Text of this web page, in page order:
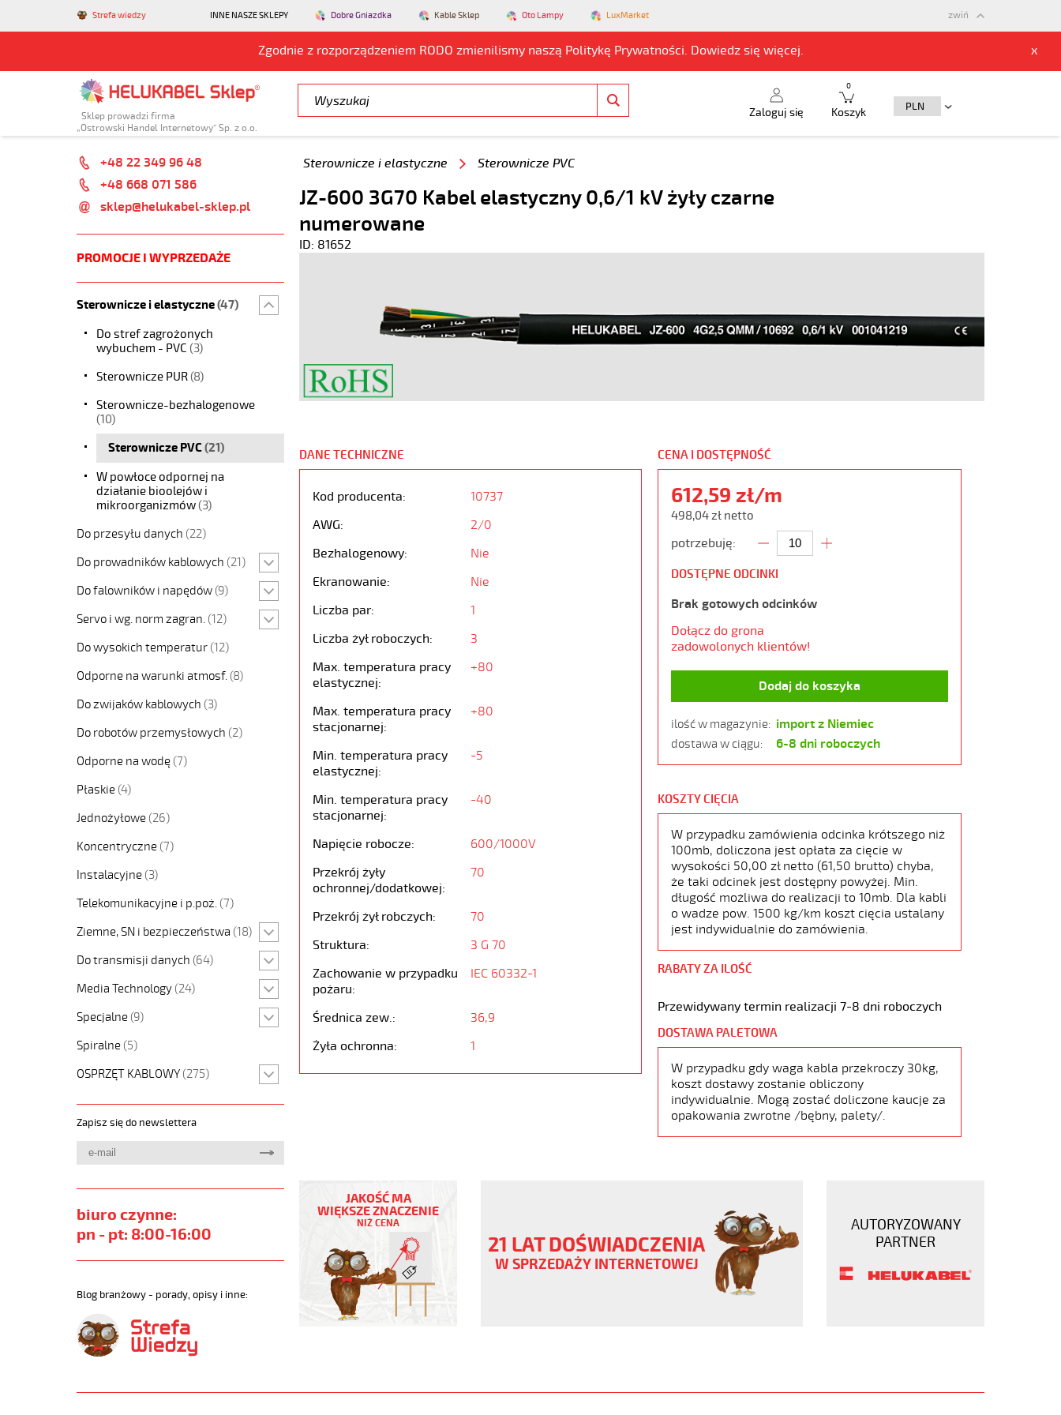
Strefa wiedzy INNE NASZE SKLEPY Dobre Gniazdka Kable Sklep Oto Lampy LuxMarket
Zgodnie z rozporządzeniem RODO zmienilismy naszą Politykę Prywatności. Dowiedz się więcej. x
zwiń
Sklep prowadzi firma
„Ostrowski Handel Internetowy” Sp. z o.o.
Zaloguj się Koszyk
0
+48 22 349 96 48
+48 668 071 586
sklep@helukabel-sklep.pl
PROMOCJE I WYPRZEDAŻE
Sterownicze i elastyczne(47)
Do stref zagrożonych
wybuchem - PVC (3)
Sterownicze PUR(8)
Sterownicze-bezhalogenowe
(10)
Sterownicze PVC(21)
W powłoce odpornej na
działanie bioolejów i
mikroorganizmów(3)
Do przesyłu danych (22)
Do prowadników kablowych (21)
Do falowników i napędów (9)
Servo i wg. norm zagran. (12)
Do wysokich temperatur (12)
Odporne na warunki atmosf. (8)
Do zwijaków kablowych (3)
Do robotów przemysłowych (2)
Odporne na wodę (7)
Płaskie (4)
Jednożyłowe (26)
Koncentryczne (7)
Instalacyjne (3)
Telekomunikacyjne i p.poż. (7)
Ziemne, SN i bezpieczeństwa (18)
Do transmisji danych (64)
Media Technology (24)
Specjalne (9)
Spiralne (5)
OSPRZĘT KABLOWY (275)
Zapisz się do newslettera
biuro czynne:
pn - pt: 8:00-16:00
Blog branżowy - porady, opisy i inne:
Sterownicze i elastyczne Sterownicze PVC
JZ-600 3G70 Kabel elastyczny 0,6/1 kV żyły czarne
numerowane
ID: 81652
DANE TECHNICZNE
Kod producenta:
10737
AWG:
2/0
Bezhalogenowy:
Nie
Ekranowanie:
Nie
Liczba par:
1
Liczba żył roboczych:
3
Max. temperatura pracy
elastycznej:
+80
Max. temperatura pracy
stacjonarnej:
+80
Min. temperatura pracy
elastycznej:
-5
Min. temperatura pracy
stacjonarnej:
-40
Napięcie robocze:
600/1000V
Przekrój żyły
ochronnej/dodatkowej:
70
Przekrój żył robczych:
70
Struktura:
3 G 70
Zachowanie w przypadku
pożaru:
IEC 60332-1
Średnica zew.:
36,9
Żyła ochronna:
1
CENA I DOSTĘPNOŚĆ
612,59 zł/m
498,04 zł netto
potrzebuję:
DOSTĘPNE ODCINKI
Brak gotowych odcinków
Dołącz do grona
zadowolonych klientów!
Dodaj do koszyka
ilość w magazynie: import z Niemiec
dostawa w ciągu: 6-8 dni roboczych
KOSZTY CIĘCIA
W przypadku zamówienia odcinka krótszego niż
100mb, doliczona jest opłata za cięcie w
wysokości 50,00 zł netto (61,50 brutto) chyba,
że taki odcinek jest dostępny powyżej. Min.
długość możliwa do realizacji to 10mb. Dla kabli
o wadze pow. 1500 kg/km koszt cięcia ustalany
jest indywidualnie do zamówienia.
RABATY ZA ILOŚĆ
Przewidywany termin realizacji 7-8 dni roboczych
DOSTAWA PALETOWA
W przypadku gdy waga kabla przekroczy 30kg,
koszt dostawy zostanie obliczony
indywidualnie. Mogą zostać doliczone kaucje za
opakowania zwrotne /bębny, palety/.
3G70
Kabel
czarne
numerowane
https://www.helukabel-
JAKOŚĆ MA
WIĘKSZE ZNACZENIE
NIŻ CENA
21 LAT DOŚWIADCZENIA
W SPRZEDAŻY INTERNETOWEJ
AUTORYZOWANY
PARTNER